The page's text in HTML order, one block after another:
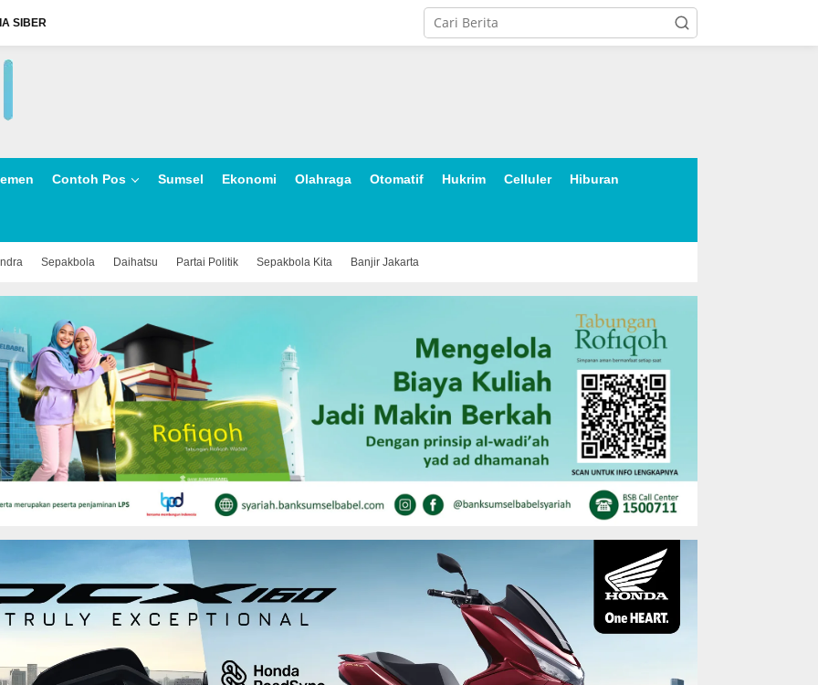
SIBER
Contoh Pos Sumsel Ekonomi Olahraga Otomatif Hukrim Celluler Hiburan
Sepakbola Daihatsu Partai Politik Sepakbola Kita Banjir Jakarta